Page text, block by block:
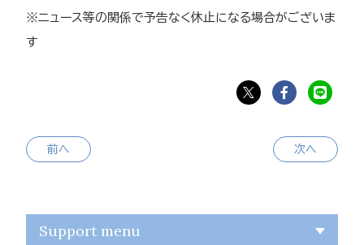
※ニュース等の関係で予告なく休止になる場合がございま
す
前へ 次へ
Support menu